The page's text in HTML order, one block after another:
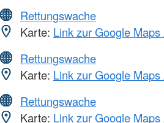
Rettungswache
Karte: Link zur Google
Rettungswache
Karte: Link zur Google
Rettungswache
Karte: Link zur Google